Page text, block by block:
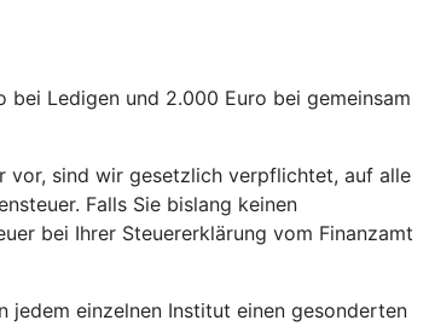
Ledigen und 2.000 Euro bei gemeinsam
vor, sind wir gesetzlich verpflichtet, auf alle
Falls Sie bislang keinen
bei Ihrer Steuererklärung vom Finanzamt
jedem einzelnen Institut einen gesonderten